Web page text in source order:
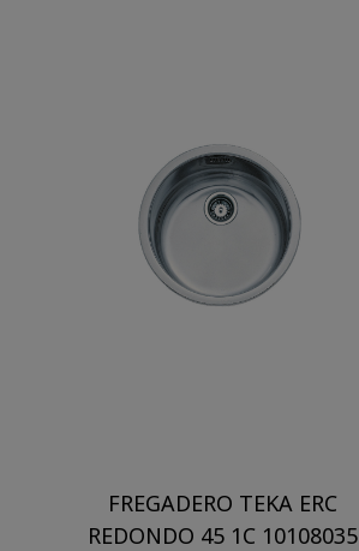
FREGADERO TEKA ERC
REDONDO 45 1C 10108035